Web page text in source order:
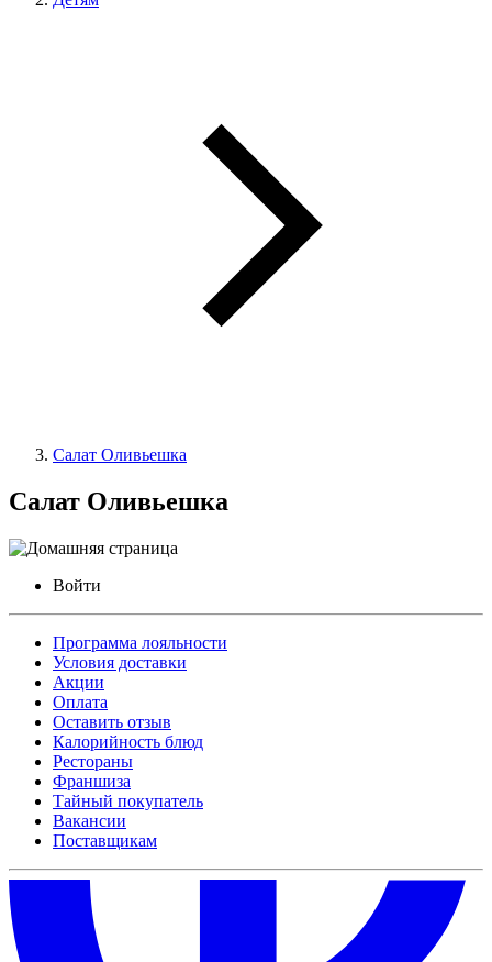
Салат Оливьешка
Салат Оливьешка
Войти
Программа лояльности
Условия доставки
Акции
Оплата
Оставить отзыв
Калорийность блюд
Рестораны
Франшиза
Тайный покупатель
Вакансии
Поставщикам